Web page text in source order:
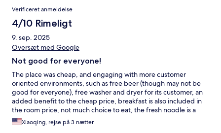
Verificeret anmeldelse
4/10 Rimeligt
9. sep. 2025
Oversæt med Google
Not good for everyone!
The place was cheap, and engaging with more customer
oriented environments, such as free beer (though may not be
good for everyone), free washer and dryer for its customer, an
added benefit to the cheap price, breakfast is also included in
the room price, not much choice to eat, the fresh noodle is a
plus. It is very inconvenient in getting and out of the hotel, they
have a gate but you must call to get it opened, which is big
Xiaoqing, rejse på 3 nætter